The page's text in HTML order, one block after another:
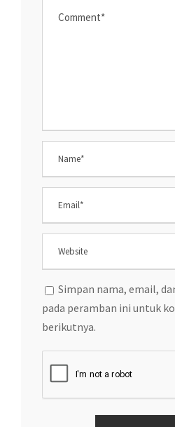
Simpan nama, email,
pada peramban ini untuk
berikutnya.